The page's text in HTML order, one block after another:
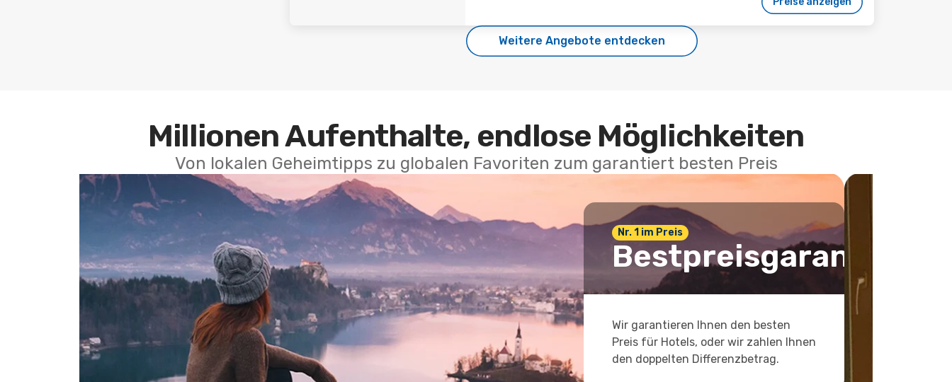
Weitere Angebote entdecken
Millionen Aufenthalte, endlose Möglichkeiten
Von lokalen Geheimtipps zu globalen Favoriten zum garantiert besten Preis
Nr. 1 im Preis
Bestpreisgarantie
Wir garantieren Ihnen den besten
Preis für Hotels, oder wir zahlen Ihnen
den doppelten Differenzbetrag.